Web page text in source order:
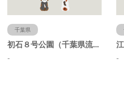
千葉県
初石８号公園（千葉県流山市）
- -